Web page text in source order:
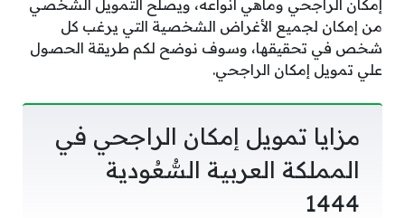
إمكان الراجحي وماهي أنواعه، ويصلح التمويل الشخصي
من إمكان لجميع الأغراض الشخصية التي يرغب كل
شخص في تحقيقها، وسوف نوضح لكم طريقة الحصول
علي تمويل إمكان الراجحي.
مزايا تمويل إمكان الراجحي في
المملكة العربية السُّعُودية
1444